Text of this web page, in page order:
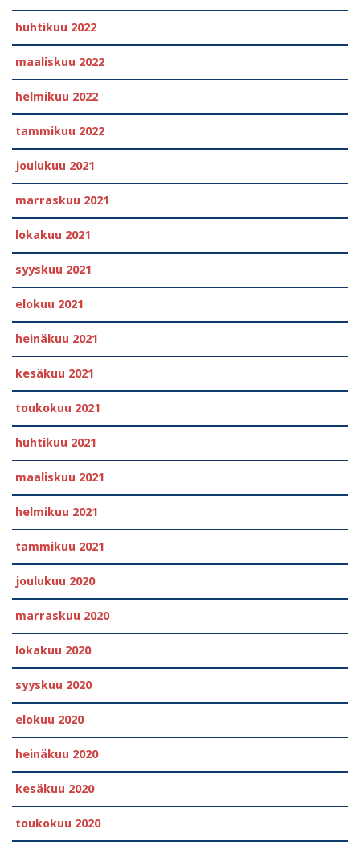
huhtikuu 2022
maaliskuu 2022
helmikuu 2022
tammikuu 2022
joulukuu 2021
marraskuu 2021
lokakuu 2021
syyskuu 2021
elokuu 2021
heinäkuu 2021
kesäkuu 2021
toukokuu 2021
huhtikuu 2021
maaliskuu 2021
helmikuu 2021
tammikuu 2021
joulukuu 2020
marraskuu 2020
lokakuu 2020
syyskuu 2020
elokuu 2020
heinäkuu 2020
kesäkuu 2020
toukokuu 2020